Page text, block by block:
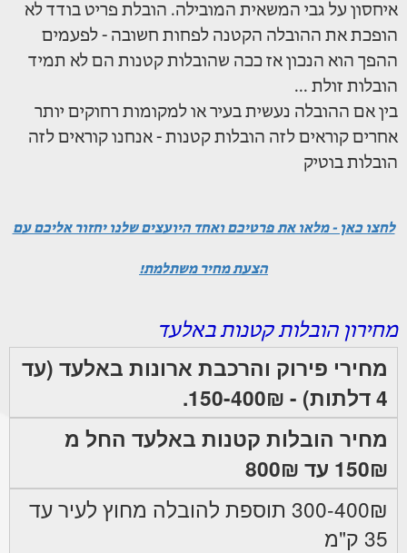
איחסון על גבי המשאית המובילה. הובלת פריט בודד לא
הופכת את ההובלה הקטנה לפחות חשובה - לפעמים
ההפך הוא הנכון אז ככה שהובלות קטנות הם לא תמיד
הובלות זולת ...
בין אם ההובלה נעשית בעיר או למקומות רחוקים יותר
אחרים קוראים לזה הובלות קטנות - אנחנו קוראים לזה
הובלות בוטיק
לחצו כאן - מלאו את פרטיכם ואחד היועצים שלנו יחזור אליכם עם
הצעת מחיר משתלמת!
מחירון הובלות קטנות באלעד
מחירי פירוק והרכבת ארונות באלעד (עד
4 דלתות) - 150-400₪.
מחיר הובלות קטנות באלעד החל מ
150₪ עד 800₪
300-400₪ תוספת להובלה מחוץ לעיר עד
35 ק"מ